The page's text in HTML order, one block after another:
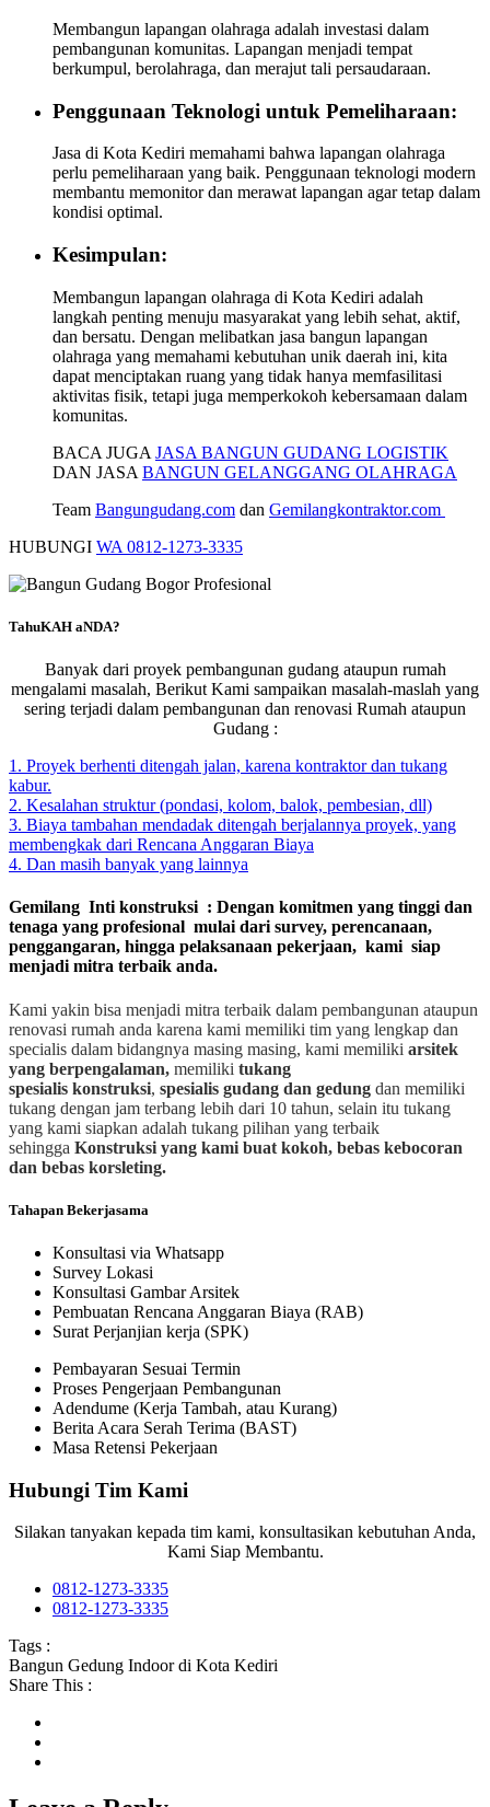
Membangun lapangan olahraga adalah investasi dalam
pembangunan komunitas. Lapangan menjadi tempat
berkumpul, berolahraga, dan merajut tali persaudaraan.
Penggunaan Teknologi untuk Pemeliharaan:
Jasa di Kota Kediri memahami bahwa lapangan olahraga
perlu pemeliharaan yang baik. Penggunaan teknologi modern
membantu memonitor dan merawat lapangan agar tetap dalam
kondisi optimal.
Kesimpulan:
Membangun lapangan olahraga di Kota Kediri adalah
langkah penting menuju masyarakat yang lebih sehat, aktif,
dan bersatu. Dengan melibatkan jasa bangun lapangan
olahraga yang memahami kebutuhan unik daerah ini, kita
dapat menciptakan ruang yang tidak hanya memfasilitasi
aktivitas fisik, tetapi juga memperkokoh kebersamaan dalam
komunitas.
BACA JUGA JASA BANGUN GUDANG LOGISTIK
DAN JASA BANGUN GELANGGANG OLAHRAGA
Team Bangungudang.com dan Gemilangkontraktor.com
HUBUNGI WA 0812-1273-3335
TahuKAH aNDA?
Banyak dari proyek pembangunan gudang ataupun rumah
mengalami masalah, Berikut Kami sampaikan masalah-maslah yang
sering terjadi dalam pembangunan dan renovasi Rumah ataupun
Gudang :
1. Proyek berhenti ditengah jalan, karena kontraktor dan tukang
kabur.
2. Kesalahan struktur (pondasi, kolom, balok, pembesian, dll)
3. Biaya tambahan mendadak ditengah berjalannya proyek, yang
membengkak dari Rencana Anggaran Biaya
4. Dan masih banyak yang lainnya
Gemilang Inti konstruksi : Dengan komitmen yang tinggi dan
tenaga yang profesional mulai dari survey, perencanaan,
penggangaran, hingga pelaksanaan pekerjaan, kami siap
menjadi mitra terbaik anda.
Kami yakin bisa menjadi mitra terbaik dalam pembangunan ataupun
renovasi rumah anda karena kami memiliki tim yang lengkap dan
specialis dalam bidangnya masing masing, kami memiliki arsitek
yang berpengalaman, memiliki tukang
spesialis konstruksi, spesialis gudang dan gedung dan memiliki
tukang dengan jam terbang lebih dari 10 tahun, selain itu tukang
yang kami siapkan adalah tukang pilihan yang terbaik
sehingga Konstruksi yang kami buat kokoh, bebas kebocoran
dan bebas korsleting.
Tahapan Bekerjasama
Konsultasi via Whatsapp
Survey Lokasi
Konsultasi Gambar Arsitek
Pembuatan Rencana Anggaran Biaya (RAB)
Surat Perjanjian kerja (SPK)
Pembayaran Sesuai Termin
Proses Pengerjaan Pembangunan
Adendume (Kerja Tambah, atau Kurang)
Berita Acara Serah Terima (BAST)
Masa Retensi Pekerjaan
Hubungi Tim Kami
Silakan tanyakan kepada tim kami, konsultasikan kebutuhan Anda,
Kami Siap Membantu.
0812-1273-3335
0812-1273-3335
Tags :
Bangun Gedung Indoor di Kota Kediri
Share This :